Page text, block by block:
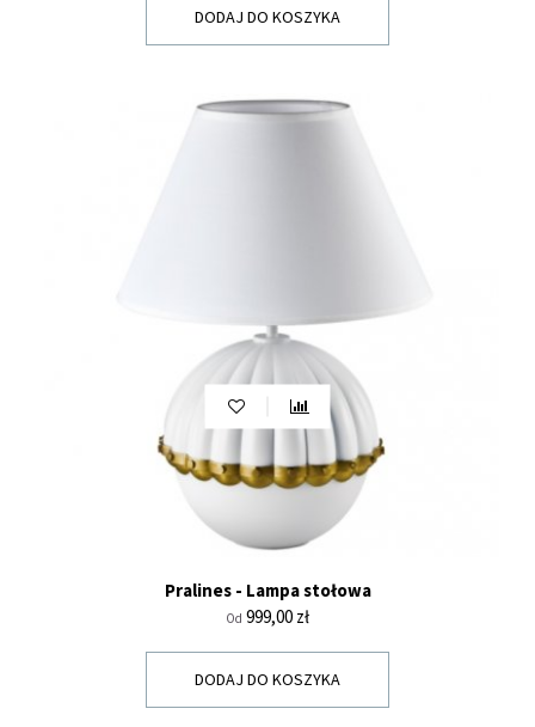
DODAJ DO KOSZYKA
Pralines - Lampa stołowa
Od Cena
999,00 zł
DODAJ DO KOSZYKA